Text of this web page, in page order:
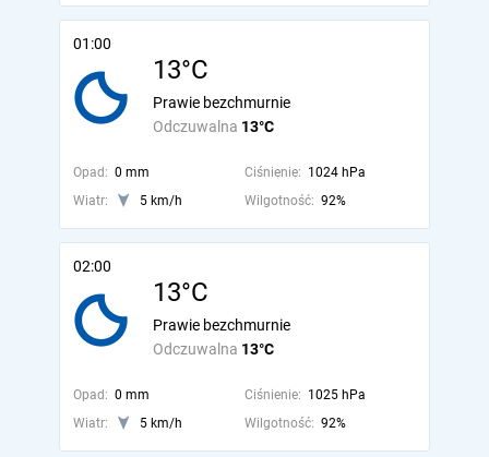
01:00
13°C
Odczuwalna 13°C
Prawie bezchmurnie
Opad: 0 mm Ciśnienie: 1024 hPa
Wiatr:
5 km/h Wilgotność: 92%
02:00
13°C
Odczuwalna 13°C
Prawie bezchmurnie
Opad: 0 mm Ciśnienie: 1025 hPa
Wiatr:
5 km/h Wilgotność: 92%